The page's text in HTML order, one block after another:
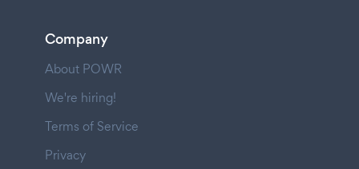
Company
About POWR
We're hiring!
Terms of Service
Privacy